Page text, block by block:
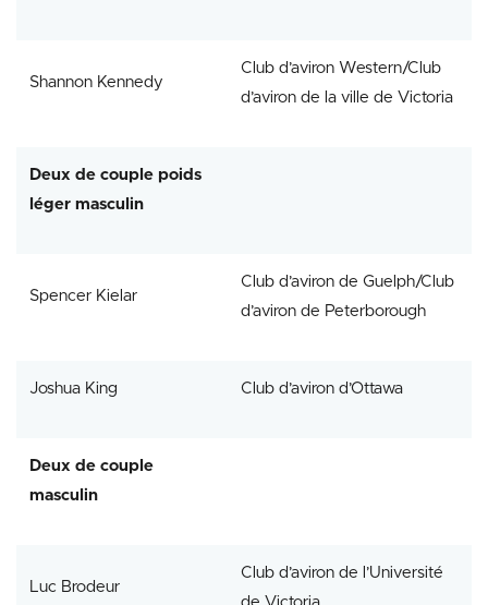
Shannon Kennedy
Club d’aviron Western/Club
d’aviron de la ville de Victoria
Deux de couple poids
léger masculin
Spencer Kielar
Club d’aviron de Guelph/Club
d’aviron de Peterborough
Joshua King Club d’aviron d’Ottawa
Deux de couple
masculin
Luc Brodeur
Club d’aviron de l’Université